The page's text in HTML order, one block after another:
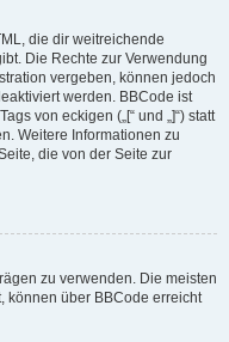
die dir weitreichende
Die Rechte zur Verwendung
vergeben, können jedoch
werden. BBCode ist
von eckigen („[“ und „]“) statt
Weitere Informationen zu
die von der Seite zur
zu verwenden. Die meisten
können über BBCode erreicht